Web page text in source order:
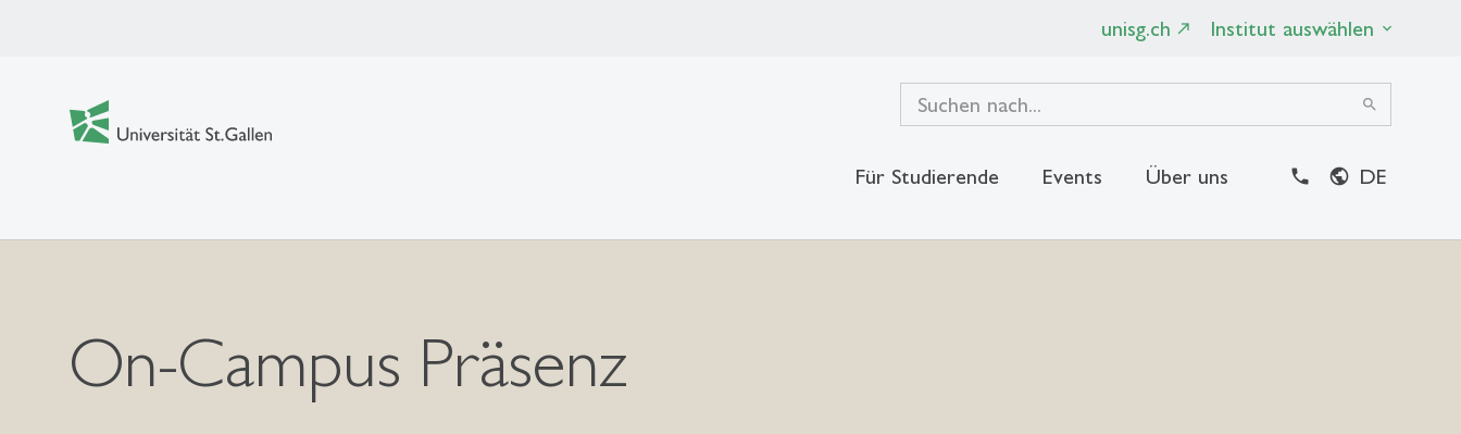
unisg.ch Institut auswählen
search
Für Studierende Events Über uns DE
On-Campus Präsenz